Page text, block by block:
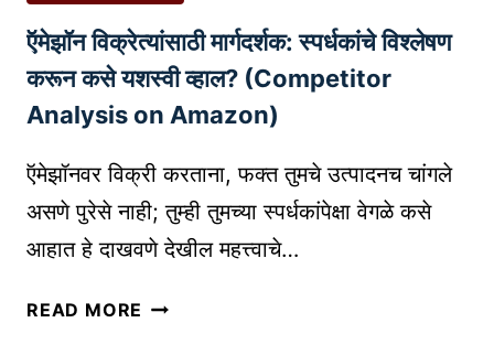
B
E
E
B
L
G
सु
रू
क
वा
:
म
ह
त्वा
मा
ऍमेझॉन विक्रेत्यांसाठी मार्गदर्शक: स्पर्धकांचे विश्लेषण
करून कसे यशस्वी व्हाल? (Competitor
Analysis on Amazon)
ऍमेझॉनवर विक्री करताना, फक्त तुमचे उत्पादनच चांगले
असणे पुरेसे नाही; तुम्ही तुमच्या स्पर्धकांपेक्षा वेगळे कसे
आहात हे दाखवणे देखील महत्त्वाचे…
READ MORE